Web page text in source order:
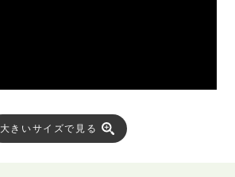
大きいサイズで見る